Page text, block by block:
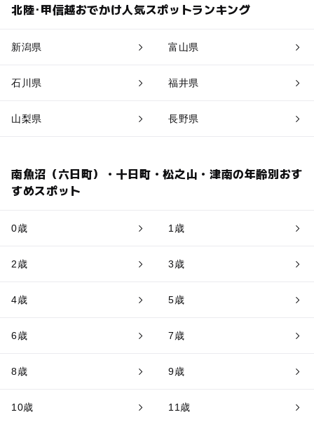
北陸･甲信越おでかけ人気スポットランキング
新潟県 富山県
石川県 福井県
山梨県 長野県
南魚沼（六日町）・十日町・松之山・津南の年齢別おす
すめスポット
0歳 1歳
2歳 3歳
4歳 5歳
6歳 7歳
8歳 9歳
10歳 11歳